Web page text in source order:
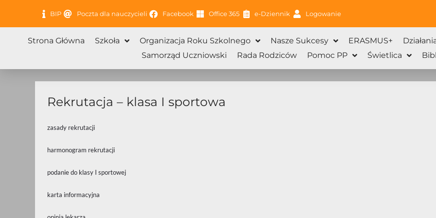
BIP Poczta dla nauczycieli Facebook Office 365 e-Dziennik Logowanie
Strona Główna Szkoła Organizacja Roku Szkolnego Nasze Sukcesy ERASMUS+
Samorząd Uczniowski
Rada Rodziców Pomoc PP Świetlica
Rekrutacja – klasa I sportowa
zasady rekrutacji
harmonogram rekrutacji
podanie do klasy I sportowej
karta informacyjna